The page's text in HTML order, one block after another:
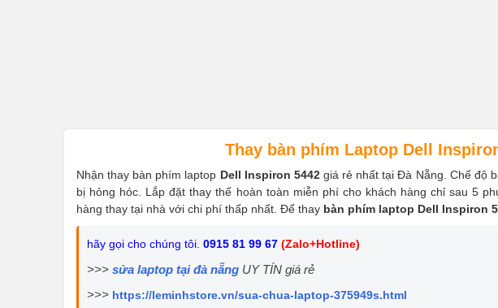
Thay bàn phím Laptop Dell
Nhận thay bàn phím laptop Dell Inspiron 5442 giá rẻ nhất tại Đà Nẵng. Chế độ
bị hỏng hóc. Lắp đặt thay thế hoàn toàn miễn phí cho khách hàng chỉ sau 5
hàng thay tại nhà với chi phí thấp nhất. Để thay bàn phím laptop Dell Inspiron
hãy gọi cho chúng tôi. 0915 81 99 67 (Zalo+Hotline)
>>> sửa laptop tại đà nẵng UY TÍN giá rẻ
>>> https://leminhstore.vn/sua-chua-laptop-375949s.html